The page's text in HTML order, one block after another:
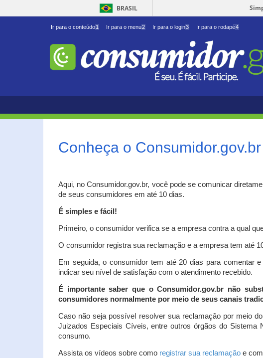
BRASIL
Ir para o conteúdo1 Ir para o menu2 Ir para o login3 Ir para o rodapé4
Conheça o Consumidor.gov.br
Aqui, no Consumidor.gov.br, você pode se comunicar
de seus consumidores em até 10 dias.
É simples e fácil!
Primeiro, o consumidor verifica se a empresa contra a qual
O consumidor registra sua reclamação e a empresa tem até
Em seguida, o consumidor tem até 20 dias para comentar
indicar seu nível de satisfação com o atendimento recebido.
É importante saber que o Consumidor.gov.br não
consumidores normalmente por meio de seus canais
Caso não seja possível resolver sua reclamação por meio
Juizados Especiais Cíveis, entre outros órgãos do Sistema
consumo.
Assista os vídeos sobre como registrar sua reclamação e